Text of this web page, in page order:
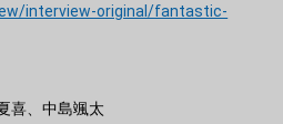
interview-original/fantastic-
喜、中島颯太